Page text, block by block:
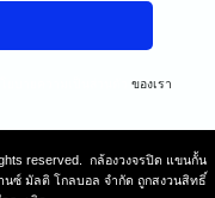
ยบายความเป็นส่วนตัว ของเรา
reserved. กล้องวงจรปิด แขนกั้น
ซ์ มัลติ โกลบอล จำกัด ถูกสงวนสิทธิ์